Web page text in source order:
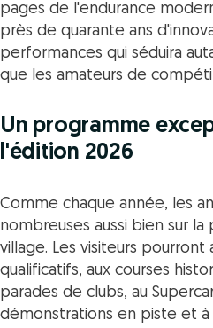
pages de l'endurance
près de quarante ans
performances qui séduira
que les amateurs de
Un programme
l'édition 2026
Comme chaque année, les
nombreuses aussi bien sur
village. Les visiteurs pourront
qualificatifs, aux courses
parades de clubs, au
démonstrations en piste et